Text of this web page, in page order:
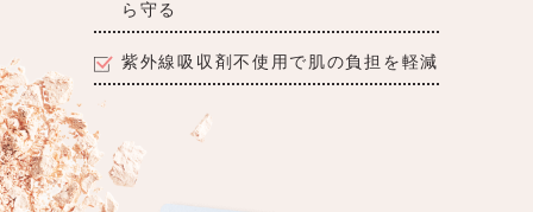
ら守る
紫外線吸収剤不使用 で肌の負担を軽減